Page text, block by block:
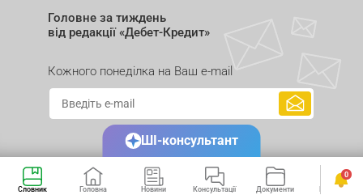
Головне за тиждень
від редакції «Дебет-Кредит»
Кожного понеділка на Ваш e-mail
Словник Головна Новини Консультації Документи Календар
0
ШІ-консультант